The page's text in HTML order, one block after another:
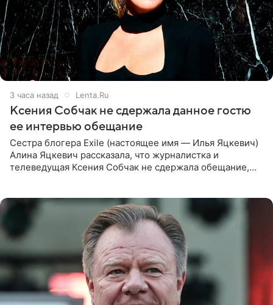
3 часа назад Lenta.Ru
Ксения Собчак не сдержала данное гостю
ее интервью обещание
Сестра блогера Exile (настоящее имя — Илья Яцкевич)
Алина Яцкевич рассказала, что журналистка и
телеведущая Ксения Собчак не сдержала обещание,